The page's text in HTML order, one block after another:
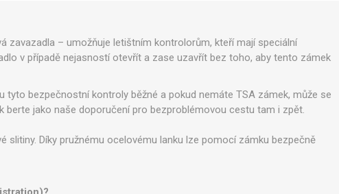
MEMBER'S
Zobrazit více
zavazadla – umožňuje letištním kontrolorům, kteří mají speciální
v případě nejasností otevřít a zase uzavřít bez toho, aby tento zámek
tyto bezpečnostní kontroly běžné a pokud nemáte TSA zámek, může se
berte jako naše doporučení pro bezproblémovou cestu tam i zpět.
slitiny. Díky pružnému ocelovému lanku lze pomocí zámku bezpečně